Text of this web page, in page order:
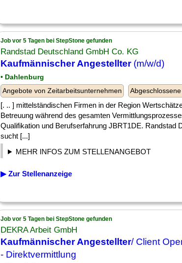
Job vor 5 Tagen bei StepStone gefunden
Randstad Deutschland GmbH Co. KG
Kaufmännischer Angestellter(m/w/d)
• Dahlenburg
Angebote von Zeitarbeitsunternehmen
[. .. ] mittelständischen Firmen in der Region
Betreuung während des gesamten
Qualifikation und Berufserfahrung JBRT1DE. Randstad
sucht [...]
MEHR INFOS ZUM STELLENANGEBOT
▶ Zur Stellenanzeige
Job vor 5 Tagen bei StepStone gefunden
DEKRA Arbeit GmbH
Kaufmännischer Angestellter/ Client
- Direktvermittlung